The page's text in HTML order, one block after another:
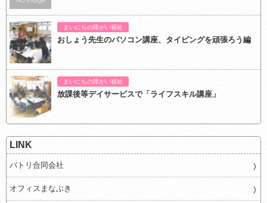
まいにちの障がい福祉
おしょう先生のパソコン講座、タイピングを頑張ろう編
まいにちの障がい福祉
放課後等デイサービスで「ライフスキル講座」
LINK
パトリ合同会社
オフィスまなぶき